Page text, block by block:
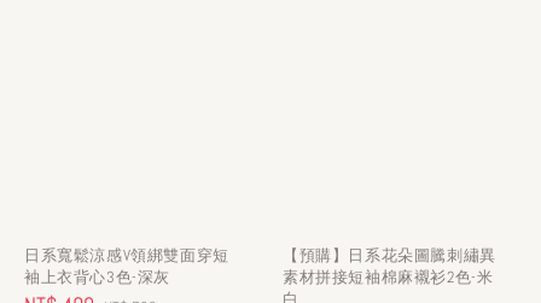
日系寬鬆涼感V領綁雙面穿短
袖上衣背心3色-深灰
【預購】日系花朵圖騰刺繡異
素材拼接短袖棉麻襯衫2色-米
白